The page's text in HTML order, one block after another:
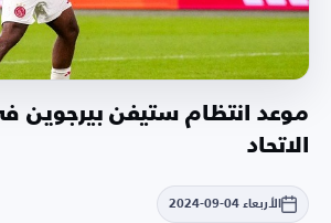
موعد انتظام ستيفن بيرجوين
الاتحاد
الأربعاء 04-09-2024